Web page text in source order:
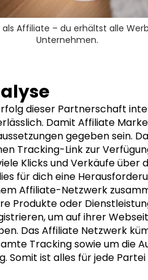
als Affiliate – du erhältst alle
Unternehmen.
dieser Partnerschaft
Damit Affiliate
gegeben sein.
Tracking-Link zur
Klicks und Verkäufe über
für dich eine
Affiliate-Netzwerk
Produkte oder
um auf ihrer
Das Affiliate Netzwerk
Tracking sowie um die
Somit ist alles für jede